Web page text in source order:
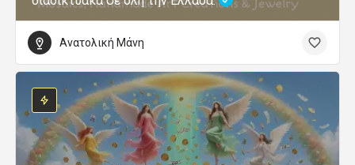
Ανατολική Μάνη